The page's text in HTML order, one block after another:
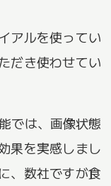
アルを使ってい
だき使わせてい
では、画像状態
果を実感しまし
、数社ですが食